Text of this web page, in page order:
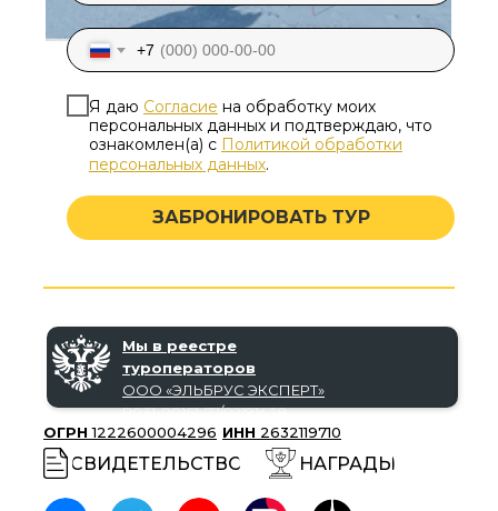
+7
Я даю Согласие на обработку моих
персональных данных и подтверждаю, что
ознакомлен(а) с Политикой обработки
персональных данных.
ЗАБРОНИРОВАТЬ ТУР
СВИДЕТЕЛЬСТВО
ОГРН 1222600004296 ИНН 2632119710
НАГРАДЫ
Мы в реестре
туроператоров
ООО «‎ЭЛЬБРУС ЭКСПЕРТ»‎
В031-00161-77/02191438